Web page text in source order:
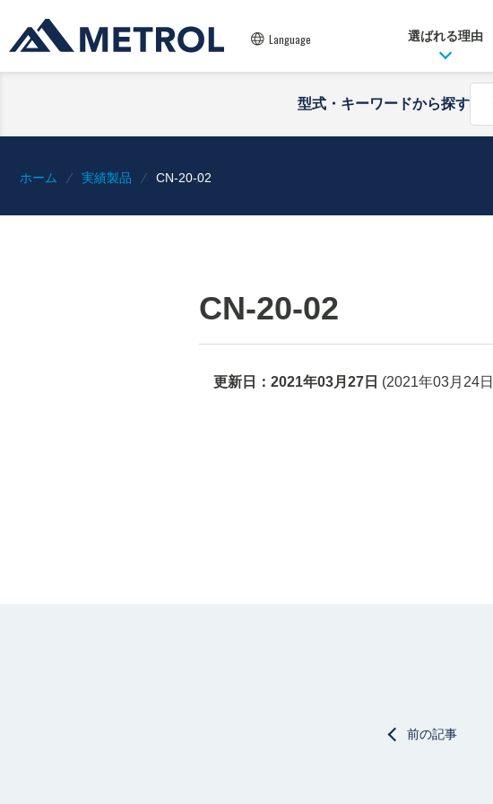
Language 選ばれる理由
型式・キーワードから探す
ホーム 実績製品 CN-20-02
CN-20-02
更新日： 2021年03月27日 (2021年03月24日
前の記事